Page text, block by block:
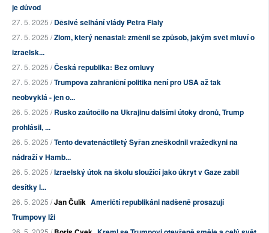
je důvod
27. 5. 2025 /Děsivé selhání vlády Petra Fialy
27. 5. 2025 /Zlom, který nenastal: změnil se způsob, jakým svět mluví o
izraelsk...
27. 5. 2025 /Česká republika: Bez omluvy
27. 5. 2025 /Trumpova zahraniční politika není pro USA až tak
neobvyklá - jen o...
26. 5. 2025 /Rusko zaútočilo na Ukrajinu dalšími útoky dronů, Trump
prohlásil, ...
26. 5. 2025 /Tento devatenáctiletý Syřan zneškodnil vražedkyni na
nádraží v Hamb...
26. 5. 2025 /Izraelský útok na školu sloužící jako úkryt v Gaze zabil
desítky l...
26. 5. 2025 /Jan Čulík Američtí republikáni nadšeně prosazují
Trumpovy lži